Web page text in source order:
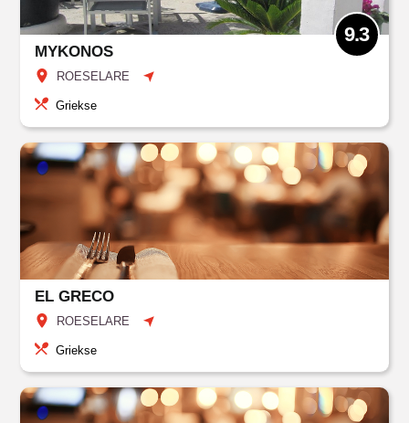
MYKONOS
ROESELARE
9.3
Griekse
EL GRECO
ROESELARE
Griekse